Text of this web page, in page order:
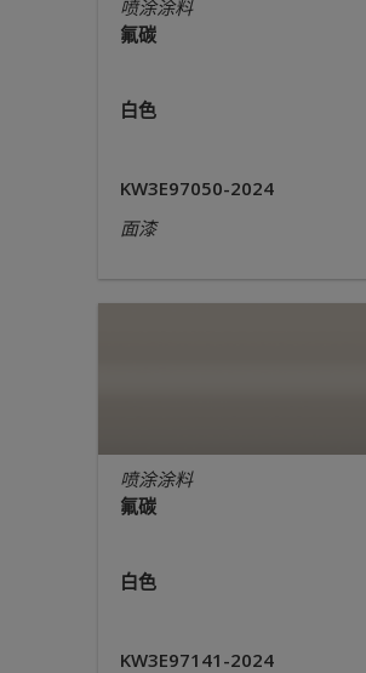
喷涂涂料
氟碳
白色
KW3E97050-2024
面漆
喷涂涂料
氟碳
白色
KW3E97141-2024